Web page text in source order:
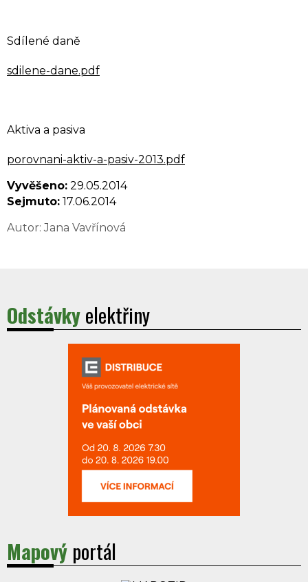
Sdílené daně
sdilene-dane.pdf
Aktiva a pasiva
porovnani-aktiv-a-pasiv-2013.pdf
Vyvěšeno: 29.05.2014
Sejmuto: 17.06.2014
Autor: Jana Vavřínová
Odstávkyelektřiny
Mapový portál